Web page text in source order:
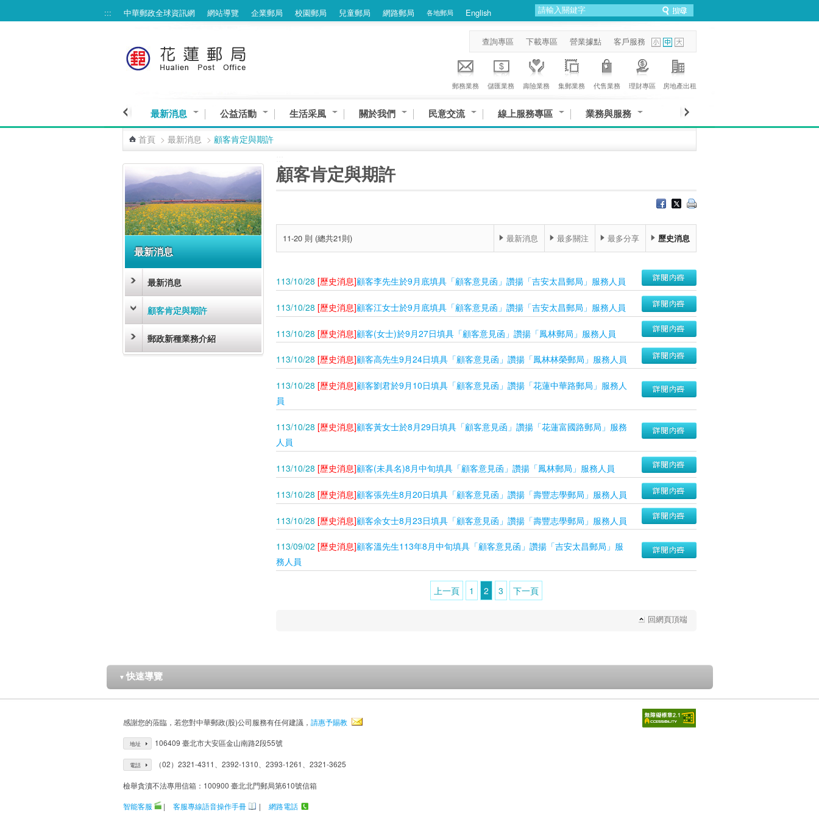
::: 中華郵政全球資訊網 網站導覽 企業郵局 校園郵局 兒童郵局 網路郵局 各地郵局 English
查詢專區 下載專區 營業據點 客戶服務
郵務業務 儲匯業務 壽險業務 集郵業務 代售業務 理財專區 房地產出租
最新消息 公益活動 生活采風 關於我們 民意交流 線上服務專區 業務與服務
首頁 > 最新消息 > 顧客肯定與期許
最新消息
最新消息
顧客肯定與期許
郵政新種業務介紹
顧客肯定與期許
11-20 則 (總共21則) 最新消息 最多關注 最多分享 歷史消息
113/10/28 [歷史消息]顧客李先生於9月底填具「顧客意見函」讚揚「吉安太昌郵局」服務人員
113/10/28 [歷史消息]顧客江女士於9月底填具「顧客意見函」讚揚「吉安太昌郵局」服務人員
113/10/28 [歷史消息]顧客(女士)於9月27日填具「顧客意見函」讚揚「鳳林郵局」服務人員
113/10/28 [歷史消息]顧客高先生9月24日填具「顧客意見函」讚揚「鳳林林榮郵局」服務人員
113/10/28 [歷史消息]顧客劉君於9月10日填具「顧客意見函」讚揚「花蓮中華路郵局」服務人
員
113/10/28 [歷史消息]顧客黃女士於8月29日填具「顧客意見函」讚揚「花蓮富國路郵局」服務
人員
113/10/28 [歷史消息]顧客(未具名)8月中旬填具「顧客意見函」讚揚「鳳林郵局」服務人員
113/10/28 [歷史消息]顧客張先生8月20日填具「顧客意見函」讚揚「壽豐志學郵局」服務人員
113/10/28 [歷史消息]顧客余女士8月23日填具「顧客意見函」讚揚「壽豐志學郵局」服務人員
113/09/02 [歷史消息]顧客溫先生113年8月中旬填具「顧客意見函」讚揚「吉安太昌郵局」服
務人員
上一頁 1 2 3 下一頁
回網頁頂端
▼ 快速導覽
感謝您的蒞臨，若您對中華郵政(股)公司服務有任何建議， 請惠予賜教
地址 106409 臺北市大安區金山南路2段55號
電話 （02）2321-4311、2392-1310、2393-1261、2321-3625
檢舉貪瀆不法專用信箱：100900 臺北北門郵局第610號信箱
智能客服
| 客服專線語音操作手冊 | 網路電話